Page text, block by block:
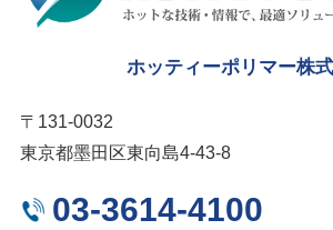
ホッティーポリマー株
〒131-0032
東京都墨田区東向島4-43-8
03-3614-4100